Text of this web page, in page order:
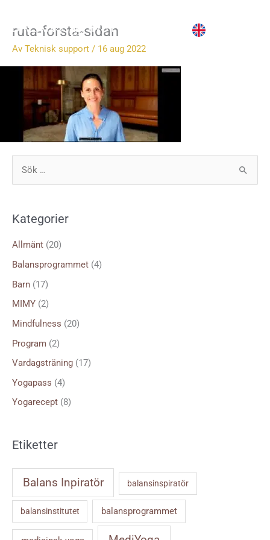
innehåll
ruta-forsta-sidan
Av Teknisk support / 16 aug 2022
e
f
t
Kategorier
Allmänt (20)
Balansprogrammet (4)
Barn (17)
MIMY (2)
Mindfulness (20)
Program (2)
Vardagsträning (17)
Yogapass (4)
Yogarecept (8)
Etiketter
Balans Inpiratör balansinspiratör
balansinstitutet balansprogrammet